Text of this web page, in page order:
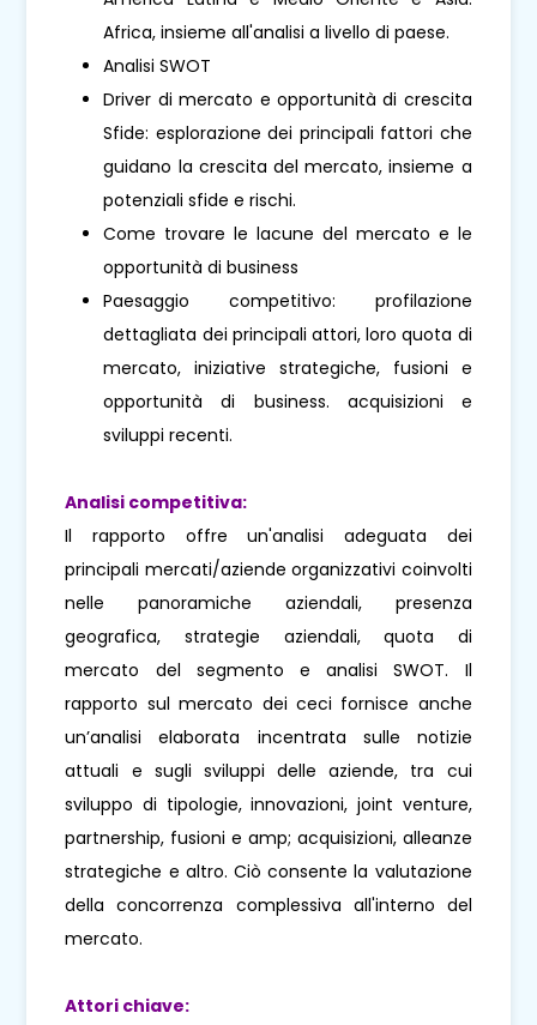
Africa, insieme all'analisi a livello di paese.
Analisi SWOT
Driver di mercato e opportunità di crescita
Sfide: esplorazione dei principali fattori che
guidano la crescita del mercato, insieme a
potenziali sfide e rischi.
Come trovare le lacune del mercato e le
opportunità di business
Paesaggio competitivo: profilazione
dettagliata dei principali attori, loro quota di
mercato, iniziative strategiche, fusioni e
opportunità di business. acquisizioni e
sviluppi recenti.
Analisi competitiva:
Il rapporto offre un'analisi adeguata dei
principali mercati/aziende organizzativi coinvolti
nelle panoramiche aziendali, presenza
geografica, strategie aziendali, quota di
mercato del segmento e analisi SWOT. Il
rapporto sul mercato dei ceci fornisce anche
un’analisi elaborata incentrata sulle notizie
attuali e sugli sviluppi delle aziende, tra cui
sviluppo di tipologie, innovazioni, joint venture,
partnership, fusioni e amp; acquisizioni, alleanze
strategiche e altro. Ciò consente la valutazione
della concorrenza complessiva all'interno del
mercato.
Attori chiave: